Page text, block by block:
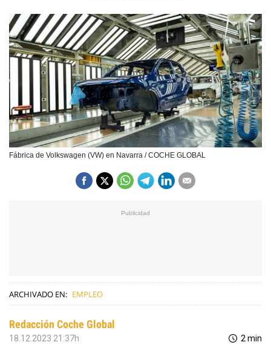
Fábrica de Volkswagen (VW) en Navarra / COCHE GLOBAL
ARCHIVADO EN: EMPLEO
Redacción Coche Global
18.12.2023 21:37h 2 min